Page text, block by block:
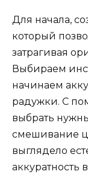
Для начала,
который
затрагивая
Выбираем
начинаем
радужки. С
выбрать
смешивание
выглядело
аккуратность